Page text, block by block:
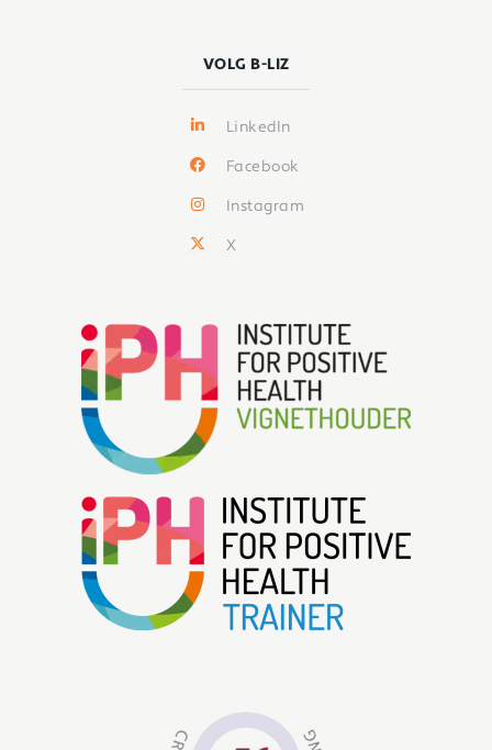
VOLG B-LIZ
LinkedIn
Facebook
Instagram
X